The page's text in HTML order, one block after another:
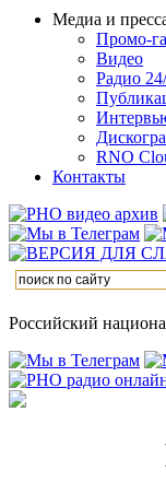
Медиа и
Промо-
Видео
Радио
RNO
Контакты
Российский